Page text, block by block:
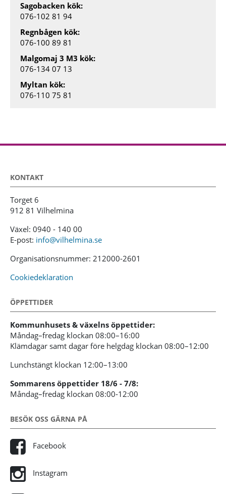
Sagobacken kök:
076-102 81 94
Regnbågen kök:
076-100 89 81
Malgomaj 3 M3 kök:
076-134 07 13
Myltan kök:
076-110 75 81
KONTAKT
Torget 6
912 81 Vilhelmina
Växel: 0940 - 140 00
E-post: info@vilhelmina.se
Organisationsnummer: 212000-2601
Cookiedeklaration
ÖPPETTIDER
Kommunhusets & växelns öppettider:
Måndag–fredag klockan 08:00–16:00
Klämdagar samt dagar före helgdag klockan 08:00–12:00
Lunchstängt klockan 12:00–13:00
Sommarens öppettider 18/6 - 7/8:
Måndag–fredag klockan 08:00-12:00
BESÖK OSS GÄRNA PÅ
Facebook
Instagram